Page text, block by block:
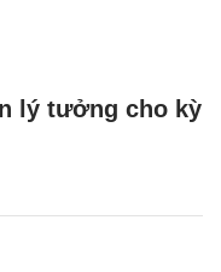
lý tưởng cho kỳ